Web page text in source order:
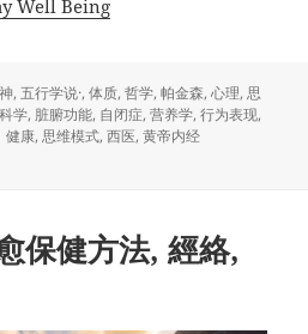
Well Being
,五行学说·,体质,哲学,帕金森,心理,思
科学, 脏腑功能, 自闭症,营养学,行为表现,
Tags
健康,思维模式,西医,黄帝内经
要信念的转移
保健方法, 經絡,